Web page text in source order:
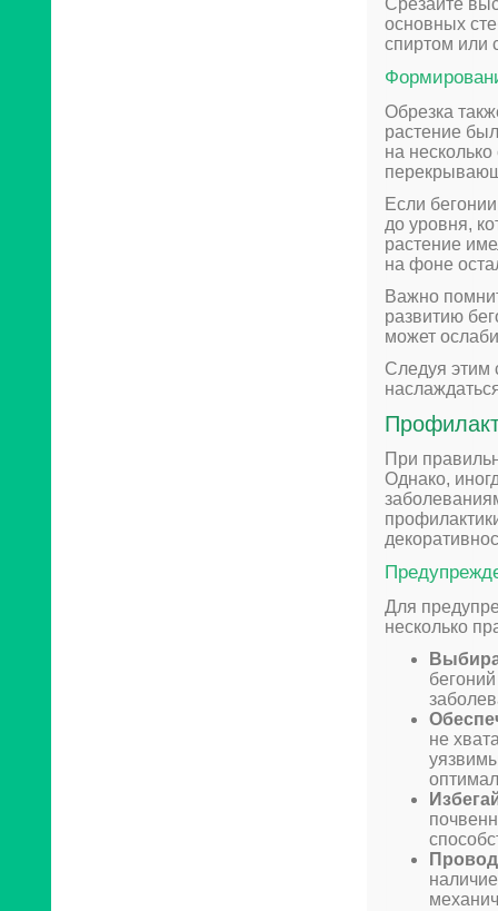
основных
спиртом или
Обрезка
растение
на
Если
до уровня,
растение
на фоне
Важно
развитию
может
Следуя этим
При
Однако,
Для
несколько
не